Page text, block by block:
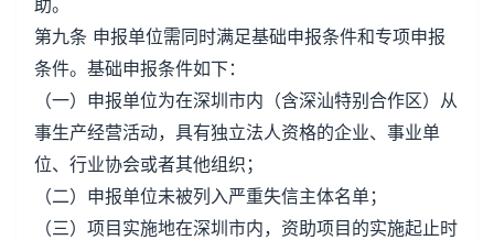
助。
第九条 申报单位需同时满足基础申报条件和专项申报
条件。基础申报条件如下：
（一）申报单位为在深圳市内（含深汕特别合作区）从
事生产经营活动，具有独立法人资格的企业、事业单
位、行业协会或者其他组织；
（二）申报单位未被列入严重失信主体名单；
（三）项目实施地在深圳市内，资助项目的实施起止时